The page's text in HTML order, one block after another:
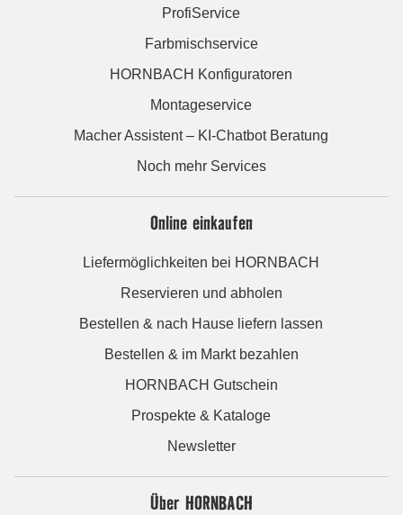
ProfiService
Farbmischservice
HORNBACH Konfiguratoren
Montageservice
Macher Assistent – KI-Chatbot Beratung
Noch mehr Services
Online einkaufen
Liefermöglichkeiten bei HORNBACH
Reservieren und abholen
Bestellen & nach Hause liefern lassen
Bestellen & im Markt bezahlen
HORNBACH Gutschein
Prospekte & Kataloge
Newsletter
Über HORNBACH